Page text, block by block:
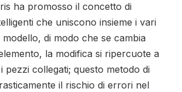
ha promosso il concetto di
che uniscono insieme i vari
di modo che se cambia
la modifica si ripercuote a
pezzi collegati; questo metodo di
il rischio di errori nel